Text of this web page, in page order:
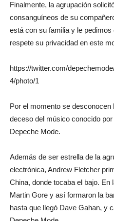
Finalmente, la agrupación
consanguíneos de su
está con su familia y le
respete su privacidad en este
https://twitter.com/
4/photo/1
Por el momento se
deceso del músico conocido
Depeche Mode.
Además de ser estrella de la
electrónica, Andrew Fletcher
China, donde tocaba el bajo.
Martin Gore y así formaron la
hasta que llegó Dave Gahan, y